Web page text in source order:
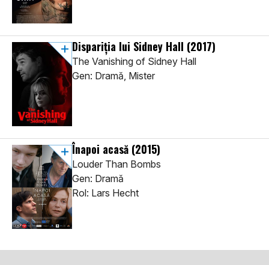
Dispariția lui Sidney Hall (2017)
The Vanishing of Sidney Hall
Gen: Dramă, Mister
Înapoi acasă (2015)
Louder Than Bombs
Gen: Dramă
Rol: Lars Hecht